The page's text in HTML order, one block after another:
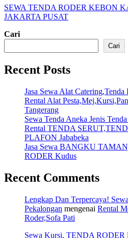
SEWA TENDA RODER KEBON
JAKARTA PUSAT
Cari
Cari
Recent Posts
Jasa Sewa Alat
Rental Alat
Tangerang
Sewa Tenda Aneka Jenis
Rental TENDA
PLAFON Jababeka
Jasa Sewa BANGKU
RODER Kudus
Recent Comments
Lengkap Dan Terpercaya!
Pekalongan mengenai Rental
Roder,Sofa Pati
Sewa Kursi, TENDA RODER